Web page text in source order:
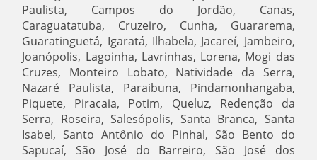
Paulista, Campos do Jordão, Canas,
Caraguatatuba, Cruzeiro, Cunha, Guararema,
Guaratinguetá, Igaratá, Ilhabela, Jacareí, Jambeiro,
Joanópolis, Lagoinha, Lavrinhas, Lorena, Mogi das
Cruzes, Monteiro Lobato, Natividade da Serra,
Nazaré Paulista, Paraibuna, Pindamonhangaba,
Piquete, Piracaia, Potim, Queluz, Redenção da
Serra, Roseira, Salesópolis, Santa Branca, Santa
Isabel, Santo Antônio do Pinhal, São Bento do
Sapucaí, São José do Barreiro, São José dos